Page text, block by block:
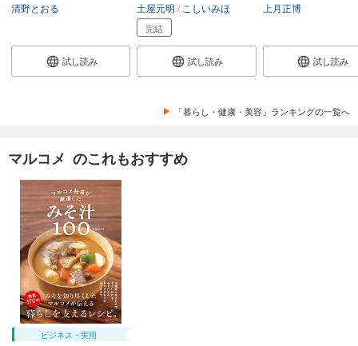
清野とおる
試し読み
土屋元明 こしいみほ
完結
試し読み
上月正博
試し読み
「暮らし・健康・美容」ランキングの一覧へ
マルコメ のこれもおすすめ
ビジネス・実用